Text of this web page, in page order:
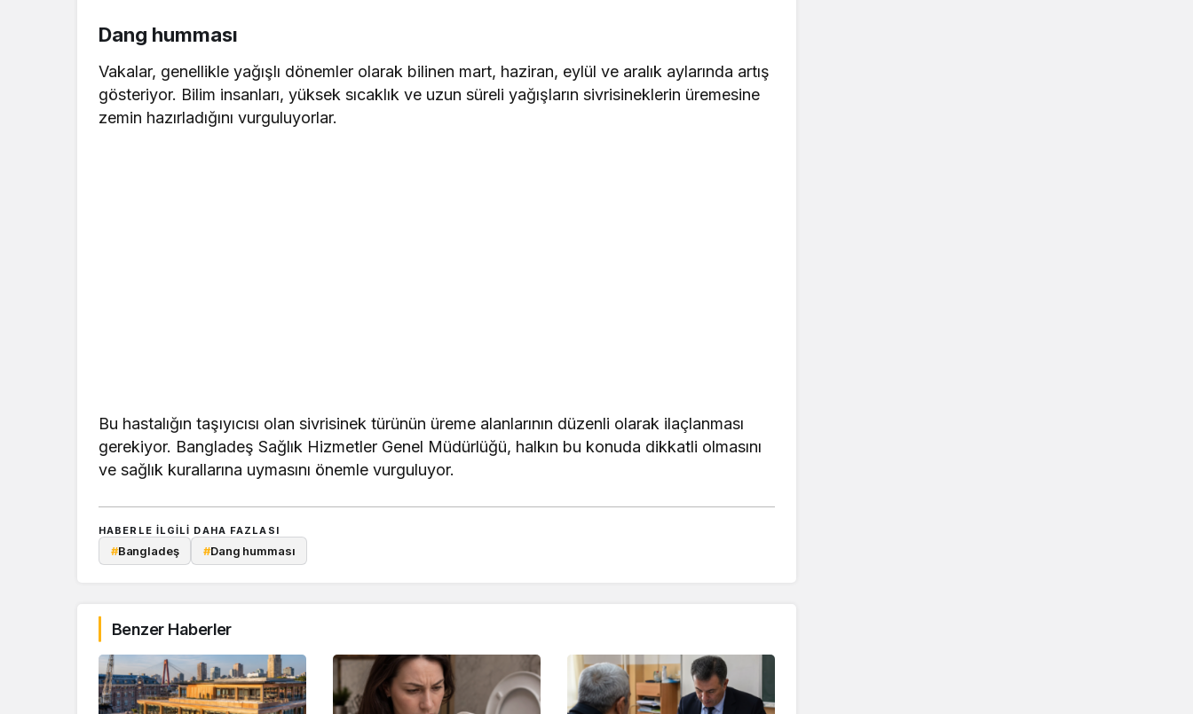
Dang humması
Vakalar, genellikle yağışlı dönemler olarak bilinen mart, haziran, eylül ve aralık aylarında artış
gösteriyor. Bilim insanları, yüksek sıcaklık ve uzun süreli yağışların sivrisineklerin üremesine
zemin hazırladığını vurguluyorlar.
Bu hastalığın taşıyıcısı olan sivrisinek türünün üreme alanlarının düzenli olarak ilaçlanması
gerekiyor. Bangladeş Sağlık Hizmetler Genel Müdürlüğü, halkın bu konuda dikkatli olmasını
ve sağlık kurallarına uymasını önemle vurguluyor.
HABERLE ILGILI DAHA FAZLASI
#Bangladeş #Dang humması
Benzer Haberler